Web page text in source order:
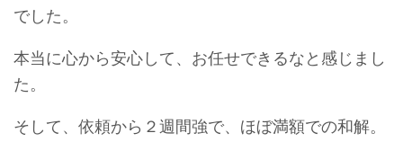
でした。
本当に心から安心して、お任せできるなと感じまし
た。
そして、依頼から２週間強で、ほぼ満額での和解。